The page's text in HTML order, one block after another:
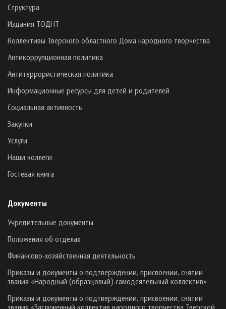
Структура
Издания ТОДНТ
Коллективы Тверского областного Дома народного творчества
Антикоррупционная политика
Антитеррористическая политика
Информационные ресурсы для детей и родителей
Социальная активность
Закупки
Услуги
Наши коллеги
Гостевая книга
Документы
Учредительные документы
Положения об отделах
Финансово-хозяйственная деятельность
Приказы и документы о подтверждении, присвоении, снятии
звания «Народный (образцовый) самодеятельный коллектив»
Приказы и документы о подтверждении, присвоении, снятии
звания «Заслуженный коллектив народного творчества Тверской